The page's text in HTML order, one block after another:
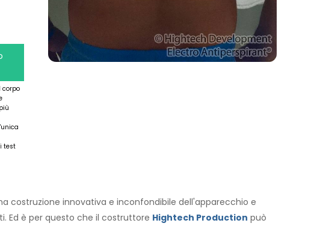
corpo
test
costruzione innovativa e inconfondibile dell'apparecchio e
Ed è per questo che il costruttore Hightech Production può